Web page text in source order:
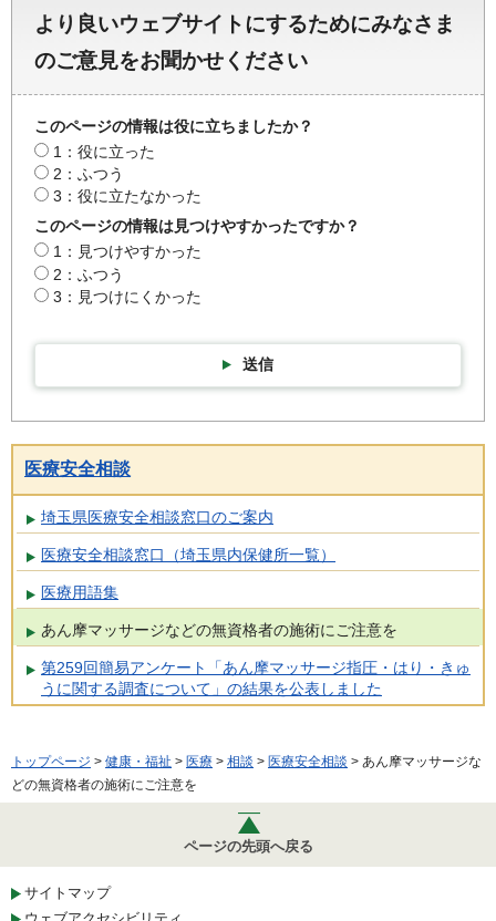
より良いウェブサイトにするためにみなさま
のご意見をお聞かせください
このページの情報は役に立ちましたか？
1：役に立った
2：ふつう
3：役に立たなかった
このページの情報は見つけやすかったですか？
1：見つけやすかった
2：ふつう
3：見つけにくかった
送信
医療安全相談
埼玉県医療安全相談窓口のご案内
医療安全相談窓口（埼玉県内保健所一覧）
医療用語集
あん摩マッサージなどの無資格者の施術にご注意を
第259回簡易アンケート「あん摩マッサージ指圧・はり・きゅ
うに関する調査について」の結果を公表しました
トップページ > 健康・福祉 > 医療 > 相談 > 医療安全相談 > あん摩マッサージな
どの無資格者の施術にご注意を
ページの先頭へ戻る
サイトマップ